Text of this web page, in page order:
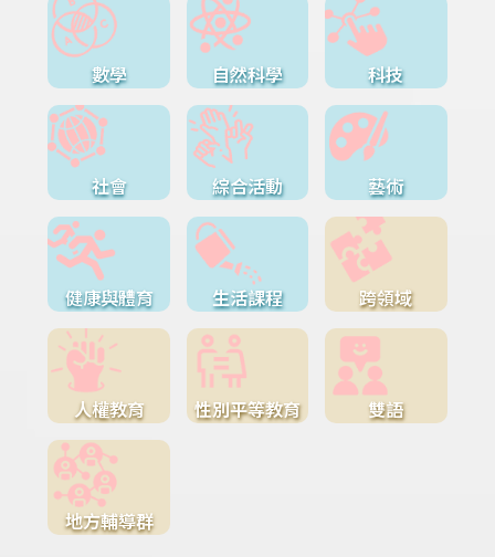
數學 自然科學 科技
社會 綜合活動 藝術
健康與體育 生活課程 跨領域
人權教育 性別平等教育 雙語
地方輔導群